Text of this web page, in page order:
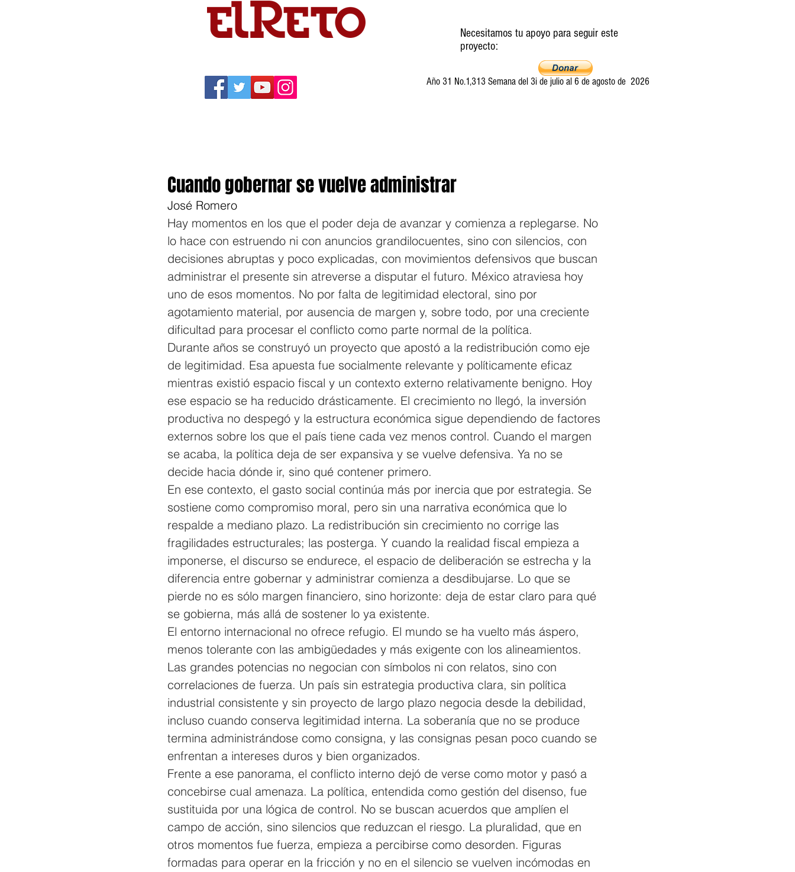
Necesitamos tu apoyo para seguir este
proyecto:
Año 31 No.1,313 Semana del 3i de julio al 6 de agosto de 2026
Cuando gobernar se vuelve administrar
José Romero
Hay momentos en los que el poder deja de avanzar y comienza a replegarse. No
lo hace con estruendo ni con anuncios grandilocuentes, sino con silencios, con
decisiones abruptas y poco explicadas, con movimientos defensivos que buscan
administrar el presente sin atreverse a disputar el futuro. México atraviesa hoy
uno de esos momentos. No por falta de legitimidad electoral, sino por
agotamiento material, por ausencia de margen y, sobre todo, por una creciente
dificultad para procesar el conflicto como parte normal de la política.
Durante años se construyó un proyecto que apostó a la redistribución como eje
de legitimidad. Esa apuesta fue socialmente relevante y políticamente eficaz
mientras existió espacio fiscal y un contexto externo relativamente benigno. Hoy
ese espacio se ha reducido drásticamente. El crecimiento no llegó, la inversión
productiva no despegó y la estructura económica sigue dependiendo de factores
externos sobre los que el país tiene cada vez menos control. Cuando el margen
se acaba, la política deja de ser expansiva y se vuelve defensiva. Ya no se
decide hacia dónde ir, sino qué contener primero.
En ese contexto, el gasto social continúa más por inercia que por estrategia. Se
sostiene como compromiso moral, pero sin una narrativa económica que lo
respalde a mediano plazo. La redistribución sin crecimiento no corrige las
fragilidades estructurales; las posterga. Y cuando la realidad fiscal empieza a
imponerse, el discurso se endurece, el espacio de deliberación se estrecha y la
diferencia entre gobernar y administrar comienza a desdibujarse. Lo que se
pierde no es sólo margen financiero, sino horizonte: deja de estar claro para qué
se gobierna, más allá de sostener lo ya existente.
El entorno internacional no ofrece refugio. El mundo se ha vuelto más áspero,
menos tolerante con las ambigüedades y más exigente con los alineamientos.
Las grandes potencias no negocian con símbolos ni con relatos, sino con
correlaciones de fuerza. Un país sin estrategia productiva clara, sin política
industrial consistente y sin proyecto de largo plazo negocia desde la debilidad,
incluso cuando conserva legitimidad interna. La soberanía que no se produce
termina administrándose como consigna, y las consignas pesan poco cuando se
enfrentan a intereses duros y bien organizados.
Frente a ese panorama, el conflicto interno dejó de verse como motor y pasó a
concebirse cual amenaza. La política, entendida como gestión del disenso, fue
sustituida por una lógica de control. No se buscan acuerdos que amplíen el
campo de acción, sino silencios que reduzcan el riesgo. La pluralidad, que en
otros momentos fue fuerza, empieza a percibirse como desorden. Figuras
formadas para operar en la fricción y no en el silencio se vuelven incómodas en